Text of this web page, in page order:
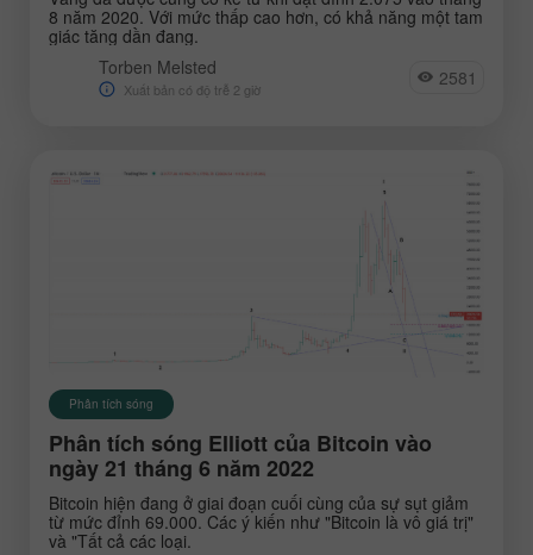
8 năm 2020. Với mức thấp cao hơn, có khả năng một tam
giác tăng dần đang.
Torben Melsted
Xuất bản có độ trễ 2 giờ 2581
Phân tích sóng
Phân tích sóng Elliott của Bitcoin vào
ngày 21 tháng 6 năm 2022
Bitcoin hiện đang ở giai đoạn cuối cùng của sự sụt giảm
từ mức đỉnh 69.000. Các ý kiến như "Bitcoin là vô giá trị"
và "Tất cả các loại.